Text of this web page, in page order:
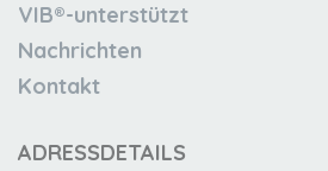
VIB®-unterstützt
Nachrichten
Kontakt
ADRESSDETAILS